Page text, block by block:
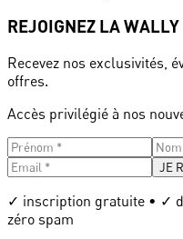
REJOIGNEZ LA
Recevez nos exclusivités,
offres.
Accès privilégié à nos
JE
✓ inscription gratuite • ✓
zéro spam